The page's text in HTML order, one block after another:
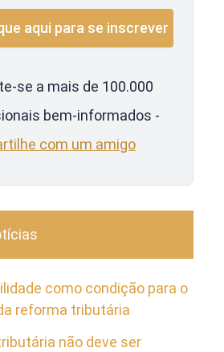
se a mais de 100.000
bem-informados -
com um amigo
como condição para o
reforma tributária
não deve ser